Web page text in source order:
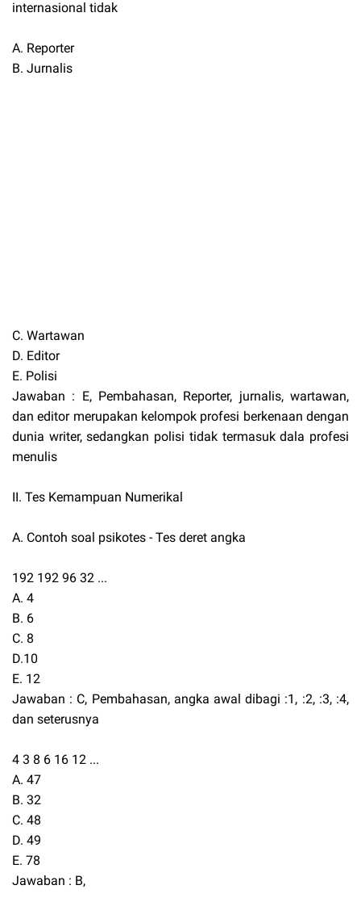
internasional tidak
A. Reporter
B. Jurnalis
C. Wartawan
D. Editor
E. Polisi
Jawaban : E, Pembahasan, Reporter, jurnalis, wartawan,
dan editor merupakan kelompok profesi berkenaan dengan
dunia writer, sedangkan polisi tidak termasuk dala profesi
menulis
II. Tes Kemampuan Numerikal
A. Contoh soal psikotes - Tes deret angka
192 192 96 32 ...
A. 4
B. 6
C. 8
D.10
E. 12
Jawaban : C, Pembahasan, angka awal dibagi :1, :2, :3, :4,
dan seterusnya
4 3 8 6 16 12 ...
A. 47
B. 32
C. 48
D. 49
E. 78
Jawaban : B,